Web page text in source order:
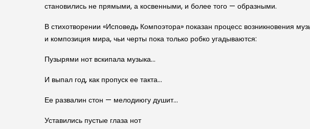
становились не прямыми, а косвенными, и более того — образными.
В стихотворении «Исповедь Компоэтора» показан процесс возникновения
и композиция мира, чьи черты пока только робко угадываются:
Пузырями нот вскипала музыка…
И выпал год, как пропуск ее такта…
Ее развалин стон — мелодиюгу душит…
Уставились пустые глаза нот